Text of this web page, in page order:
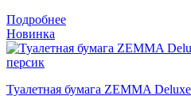
Подробнее
Новинка
Туалетная бумага ZEMMA